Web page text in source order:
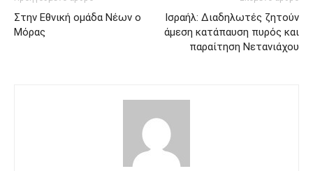
Στην Εθνική ομάδα Νέων ο
Μόρας
Ισραήλ: Διαδηλωτές ζητούν
άμεση κατάπαυση πυρός και
παραίτηση Νετανιάχου